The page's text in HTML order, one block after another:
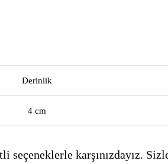
Derinlik
4 cm
karşınızdayız.